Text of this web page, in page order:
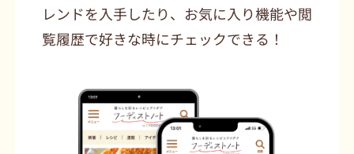
レンドを入手したり、お気に入り機能や閲
覧履歴で好きな時にチェックできる！